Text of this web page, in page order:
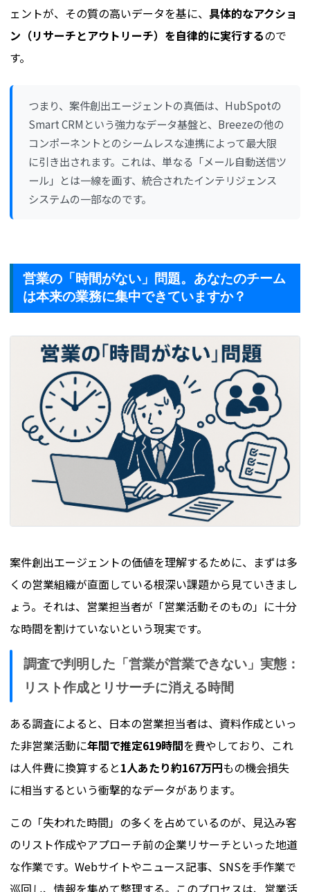
ェントが、その質の高いデータを基に、具体的なアクショ
ン（リサーチとアウトリーチ）を自律的に実行するので
す。
つまり、案件創出エージェントの真価は、HubSpotの
Smart CRMという強力なデータ基盤と、Breezeの他の
コンポーネントとのシームレスな連携によって最大限
に引き出されます。これは、単なる「メール自動送信ツ
ール」とは一線を画す、統合されたインテリジェンス
システムの一部なのです。
営業の「時間がない」問題。あなたのチーム
は本来の業務に集中できていますか？
案件創出エージェントの価値を理解するために、まずは多
くの営業組織が直面している根深い課題から見ていきまし
ょう。それは、営業担当者が「営業活動そのもの」に十分
な時間を割けていないという現実です。
調査で判明した「営業が営業できない」実態：
リスト作成とリサーチに消える時間
ある調査によると、日本の営業担当者は、資料作成といっ
た非営業活動に年間で推定619時間を費やしており、これ
は人件費に換算すると1人あたり約167万円もの機会損失
に相当するという衝撃的なデータがあります。
この「失われた時間」の多くを占めているのが、見込み客
のリスト作成やアプローチ前の企業リサーチといった地道
な作業です。Webサイトやニュース記事、SNSを手作業で